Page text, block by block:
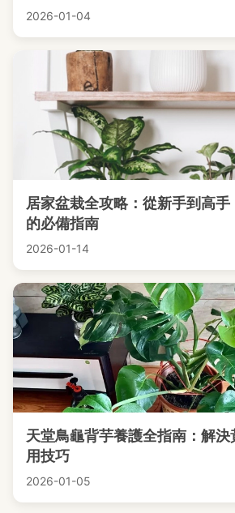
2026-01-04
居家盆栽全攻略：從新手到高
的必備指南
2026-01-14
天堂鳥龜背芋養護全指南：解
用技巧
2026-01-05